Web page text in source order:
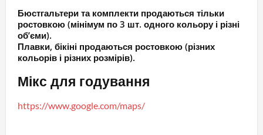
Бюстгальтери та комплекти продаються тільки
ростовкою (мінімум по 3 шт. одного кольору і різні
об’єми).
Плавки, бікіні продаються ростовкою (різних
кольорів і різних розмірів).
Мікс для годування
https://www.google.com/maps/